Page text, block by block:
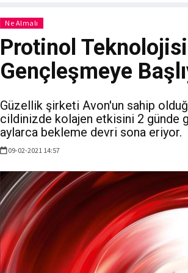
Ne Almalı
Protinol
Gençleşmeye
Güzellik şirketi Avon'un sahip
cildinizde kolajen etkisini 2 günde
aylarca bekleme devri sona eriyor.
09-02-2021 14:57